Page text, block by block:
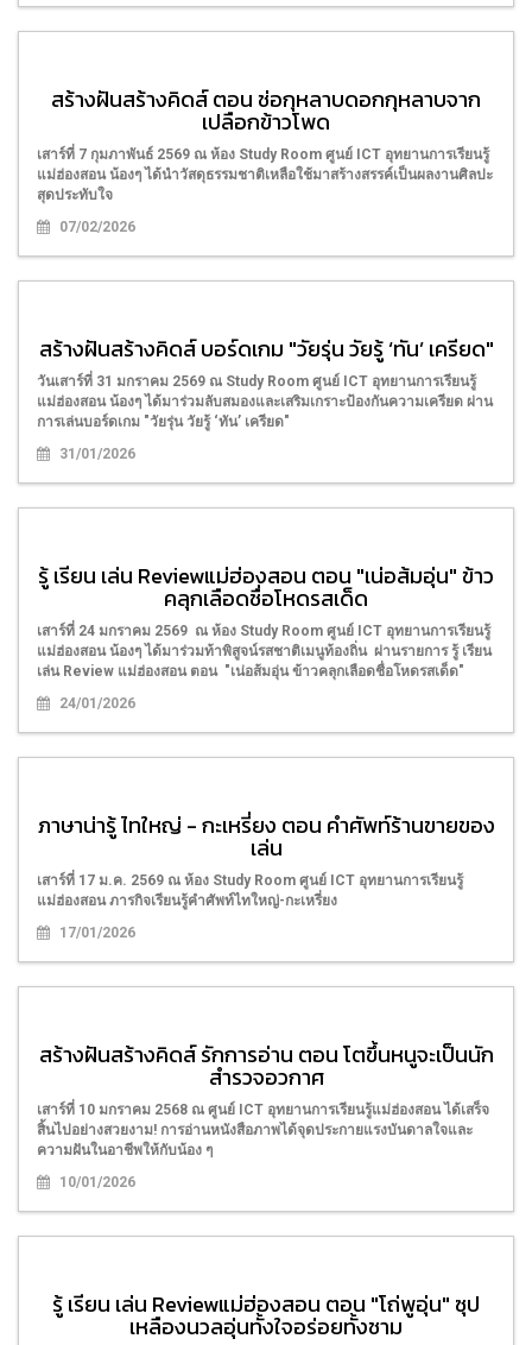
สร้างฝันสร้างคิดส์ ตอน ช่อกุหลาบดอกกุหลาบจาก
เปลือกข้าวโพด
เสาร์ที่ 7 กุมภาพันธ์ 2569 ณ ห้อง Study Room ศูนย์ ICT อุทยานการเรียนรู้
แม่ฮ่องสอน น้องๆ ได้นำวัสดุธรรมชาติเหลือใช้มาสร้างสรรค์เป็นผลงานศิลปะ
สุดประทับใจ
07/02/2026
สร้างฝันสร้างคิดส์ บอร์ดเกม "วัยรุ่น วัยรู้ ‘ทัน’ เครียด"
วันเสาร์ที่ 31 มกราคม 2569 ณ Study Room ศูนย์ ICT อุทยานการเรียนรู้
แม่ฮ่องสอน น้องๆ ได้มาร่วมลับสมองและเสริมเกราะป้องกันความเครียด ผ่าน
การเล่นบอร์ดเกม "วัยรุ่น วัยรู้ ‘ทัน’ เครียด"
31/01/2026
รู้ เรียน เล่น Reviewแม่ฮ่องสอน ตอน "เน่อส้มอุ่น" ข้าว
คลุกเลือดชื่อโหดรสเด็ด
เสาร์ที่ 24 มกราคม 2569 ณ ห้อง Study Room ศูนย์ ICT อุทยานการเรียนรู้
แม่ฮ่องสอน น้องๆ ได้มาร่วมท้าพิสูจน์รสชาติเมนูท้องถิ่น ผ่านรายการ รู้ เรียน
เล่น Review แม่ฮ่องสอน ตอน "เน่อส้มอุ่น ข้าวคลุกเลือดชื่อโหดรสเด็ด"
24/01/2026
ภาษาน่ารู้ ไทใหญ่ - กะเหรี่ยง ตอน คำศัพท์ร้านขายของ
เล่น
เสาร์ที่ 17 ม.ค. 2569 ณ ห้อง Study Room ศูนย์ ICT อุทยานการเรียนรู้
แม่ฮ่องสอน ภารกิจเรียนรู้คำศัพท์ไทใหญ่-กะเหรี่ยง
17/01/2026
สร้างฝันสร้างคิดส์ รักการอ่าน ตอน โตขึ้นหนูจะเป็นนัก
สำรวจอวกาศ
เสาร์ที่ 10 มกราคม 2568 ณ ศูนย์ ICT อุทยานการเรียนรู้แม่ฮ่องสอน ได้เสร็จ
สิ้นไปอย่างสวยงาม! การอ่านหนังสือภาพได้จุดประกายแรงบันดาลใจและ
ความฝันในอาชีพให้กับน้อง ๆ
10/01/2026
รู้ เรียน เล่น Reviewแม่ฮ่องสอน ตอน "โถ่พูอุ่น" ซุป
เหลืองนวลอุ่นทั้งใจอร่อยทั้งชาม